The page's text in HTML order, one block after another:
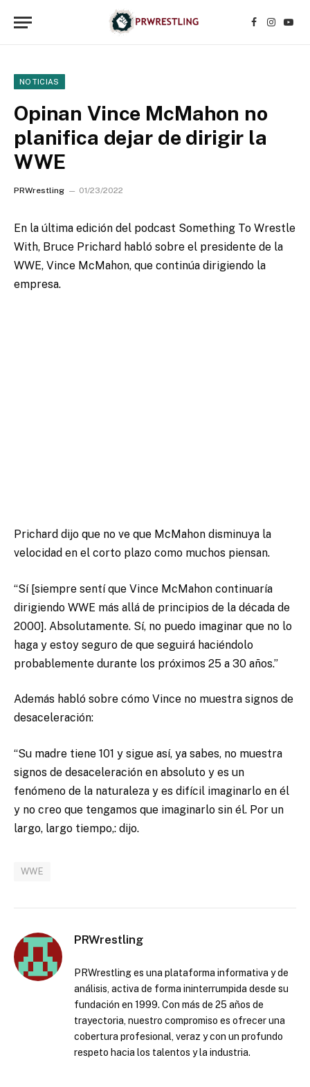
Facebook
NOTICIAS
Opinan Vince McMahon no
planifica dejar de dirigir la
WWE
PRWrestling 01/23/2022
En la última edición del podcast Something To Wrestle
With, Bruce Prichard habló sobre el presidente de la
WWE, Vince McMahon, que continúa dirigiendo la
empresa.
Prichard dijo que no ve que McMahon disminuya la
velocidad en el corto plazo como muchos piensan.
“Sí [siempre sentí que Vince McMahon continuaría
dirigiendo WWE más allá de principios de la década de
2000]. Absolutamente. Sí, no puedo imaginar que no lo
haga y estoy seguro de que seguirá haciéndolo
probablemente durante los próximos 25 a 30 años.”
Además habló sobre cómo Vince no muestra signos de
desaceleración:
“Su madre tiene 101 y sigue así, ya sabes, no muestra
signos de desaceleración en absoluto y es un
fenómeno de la naturaleza y es difícil imaginarlo en él
y no creo que tengamos que imaginarlo sin él. Por un
largo, largo tiempo,: dijo.
WWE
PRWrestling
PRWrestling es una plataforma informativa y de
análisis, activa de forma ininterrumpida desde su
fundación en 1999. Con más de 25 años de
trayectoria, nuestro compromiso es ofrecer una
cobertura profesional, veraz y con un profundo
respeto hacia los talentos y la industria.